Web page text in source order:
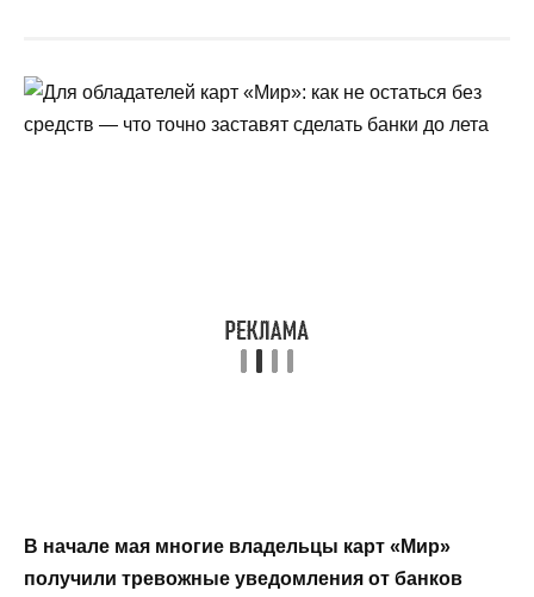
В начале мая многие владельцы карт «Мир»
получили тревожные уведомления от банков